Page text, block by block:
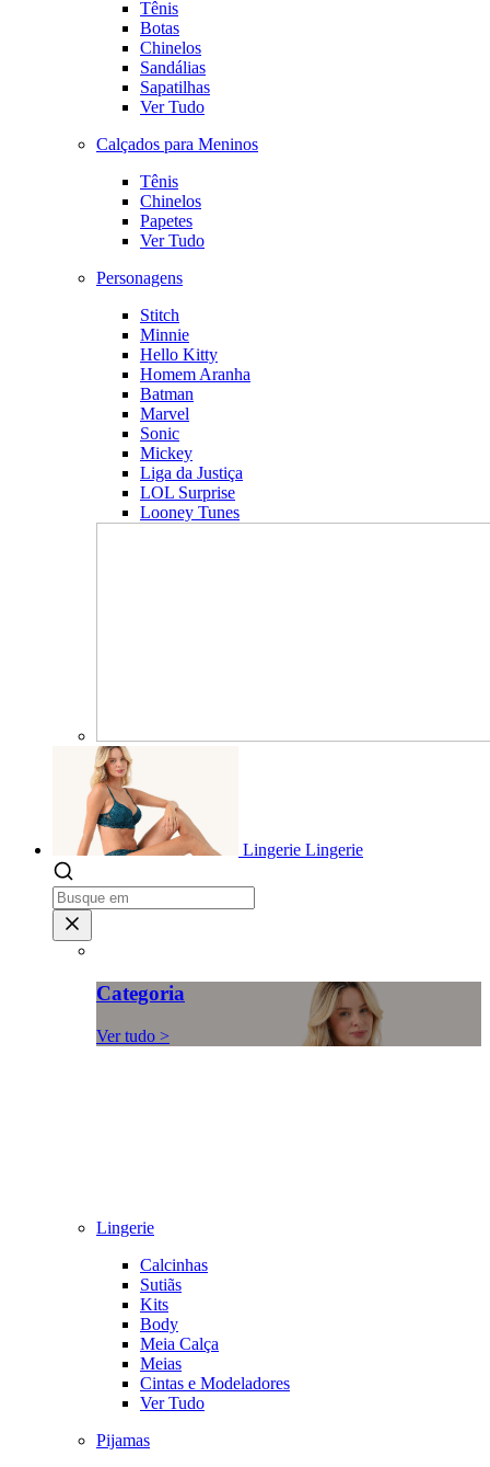
Tênis
Botas
Chinelos
Sandálias
Sapatilhas
Ver Tudo
Calçados para Meninos
Tênis
Chinelos
Papetes
Ver Tudo
Personagens
Stitch
Minnie
Hello Kitty
Homem Aranha
Batman
Marvel
Sonic
Mickey
Liga da Justiça
LOL Surprise
Looney Tunes
Lingerie Lingerie
Categoria
Ver tudo >
Lingerie
Calcinhas
Sutiãs
Kits
Body
Meia Calça
Meias
Cintas e Modeladores
Ver Tudo
Pijamas